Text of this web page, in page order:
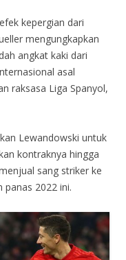
kepergian dari
mengungkapkan
angkat kaki dari
asal
raksasa Liga Spanyol,
Lewandowski untuk
kontraknya hingga
sang striker ke
2022 ini.